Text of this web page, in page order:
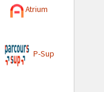
Atrium
P-Sup